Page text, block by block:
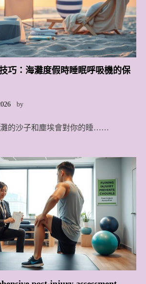
巧：海灘度假時睡眠呼吸機的保
by
的沙子和塵埃會對你的睡……